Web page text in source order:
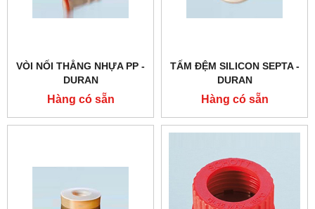
VÒI NỐI THẲNG NHỰA PP -
DURAN
Hàng có sẵn
TẤM ĐỆM SILICON SEPTA -
DURAN
Hàng có sẵn